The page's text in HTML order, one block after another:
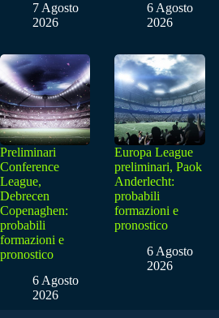
7 Agosto
2026
6 Agosto
2026
Preliminari
Conference
League,
Debrecen
Copenaghen:
probabili
formazioni e
pronostico
6 Agosto
2026
Europa League
preliminari, Paok
Anderlecht:
probabili
formazioni e
pronostico
6 Agosto
2026